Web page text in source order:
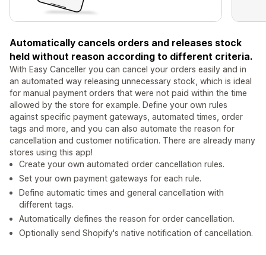
Automatically cancels orders and releases stock
held without reason according to different criteria.
With Easy Canceller you can cancel your orders easily and in
an automated way releasing unnecessary stock, which is ideal
for manual payment orders that were not paid within the time
allowed by the store for example. Define your own rules
against specific payment gateways, automated times, order
tags and more, and you can also automate the reason for
cancellation and customer notification. There are already many
stores using this app!
Create your own automated order cancellation rules.
Set your own payment gateways for each rule.
Define automatic times and general cancellation with
different tags.
Automatically defines the reason for order cancellation.
Optionally send Shopify's native notification of cancellation.